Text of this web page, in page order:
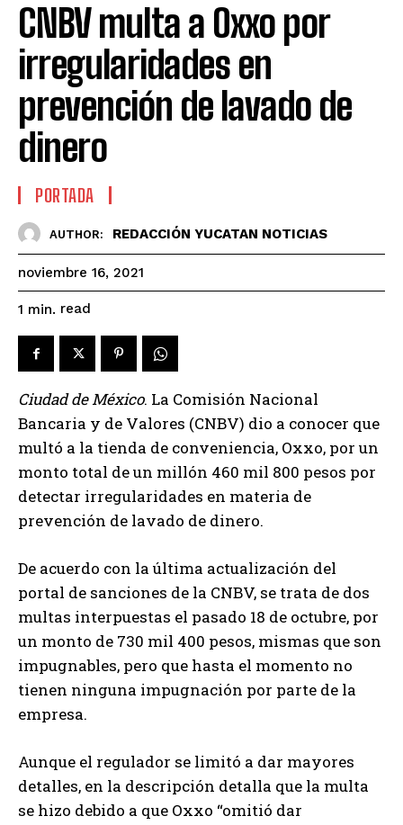
CNBV multa a Oxxo por
irregularidades en
prevención de lavado de
dinero
PORTADA
AUTHOR: REDACCIÓN YUCATAN NOTICIAS
noviembre 16, 2021
1 min. read
Ciudad de México. La Comisión Nacional
Bancaria y de Valores (CNBV) dio a conocer que
multó a la tienda de conveniencia, Oxxo, por un
monto total de un millón 460 mil 800 pesos por
detectar irregularidades en materia de
prevención de lavado de dinero.
De acuerdo con la última actualización del
portal de sanciones de la CNBV, se trata de dos
multas interpuestas el pasado 18 de octubre, por
un monto de 730 mil 400 pesos, mismas que son
impugnables, pero que hasta el momento no
tienen ninguna impugnación por parte de la
empresa.
Aunque el regulador se limitó a dar mayores
detalles, en la descripción detalla que la multa
se hizo debido a que Oxxo “omitió dar